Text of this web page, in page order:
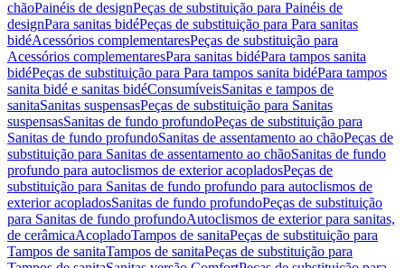
chãoPainéis de designPeças de substituição para Painéis de
designPara sanitas bidéPeças de substituição para Para sanitas
bidéAcessórios complementaresPeças de substituição para
Acessórios complementaresPara sanitas bidéPara tampos sanita
bidéPeças de substituição para Para tampos sanita bidéPara tampos
sanita bidé e sanitas bidéConsumíveisSanitas e tampos de
sanitaSanitas suspensasPeças de substituição para Sanitas
suspensasSanitas de fundo profundoPeças de substituição para
Sanitas de fundo profundoSanitas de assentamento ao chãoPeças de
substituição para Sanitas de assentamento ao chãoSanitas de fundo
profundo para autoclismos de exterior acopladosPeças de
substituição para Sanitas de fundo profundo para autoclismos de
exterior acopladosSanitas de fundo profundoPeças de substituição
para Sanitas de fundo profundoAutoclismos de exterior para sanitas,
de cerâmicaAcopladoTampos de sanitaPeças de substituição para
Tampos de sanitaTampos de sanitaPeças de substituição para